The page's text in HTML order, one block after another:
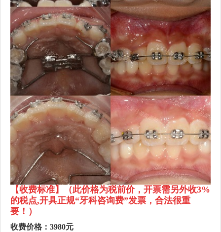
【收费标准】
（此价格为税前价，开票需另外收3%
的税点,开具正规“牙科咨询费”发票，合法很重
要！）
收费价格：3980元